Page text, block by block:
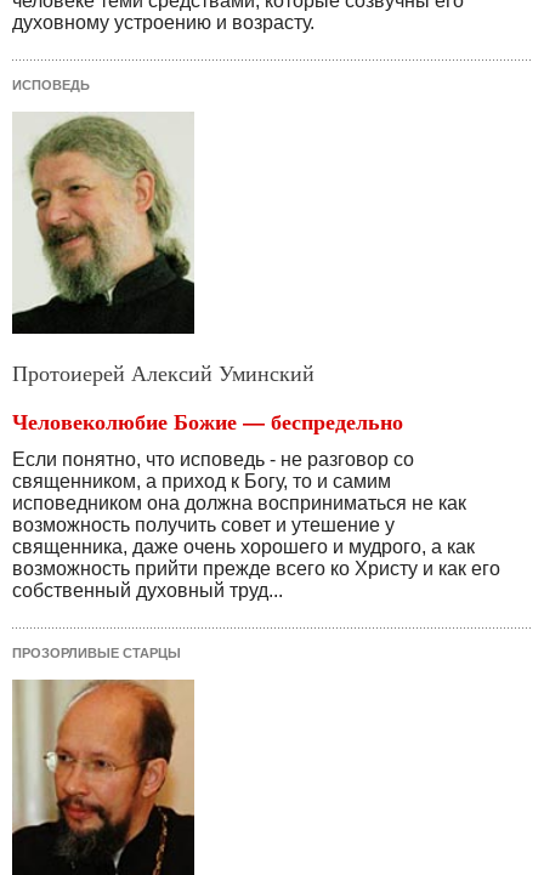
духовному устроению и возрасту.
ИСПОВЕДЬ
Протоиерей Алексий Уминский
Человеколюбие Божие — беспредельно
Если понятно, что исповедь - не разговор со
священни­ком, а приход к Богу, то и самим
исповедником она долж­на восприниматься не как
возможность получить совет и утешение у
священника, даже очень хорошего и мудрого, а как
возможность прийти прежде всего ко Христу и как его
собственный духовный труд...
ПРОЗОРЛИВЫЕ СТАРЦЫ